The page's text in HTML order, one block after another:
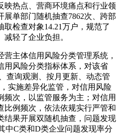
映热点、营商环境痛点和行业领
单部门随机抽查7862次、跨部
取检查对象14.21万户，规范了
轻了企业负担。
主体信用风险分类管理系统，
用风险分类指标体系，对该省
查询观测、按月更新、动态管
实施差异化监管，对信用风险
次，以监管服务为主；对信用
比例频次，依法依规实行严管和
结果开展双随机抽查，问题发现
中C类和D类企业问题发现率分